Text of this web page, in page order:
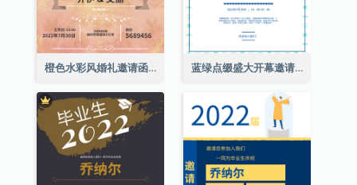
橙色水彩风婚礼邀请函 蓝绿点缀盛大开幕邀请函